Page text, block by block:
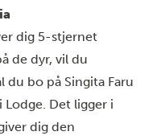
dig 5-stjernet
de dyr, vil du
du bo på Singita Faru
Lodge . Det ligger i
dig den